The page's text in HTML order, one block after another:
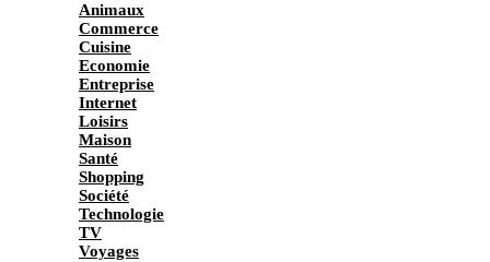
Animaux
Commerce
Cuisine
Economie
Entreprise
Internet
Loisirs
Maison
Santé
Shopping
Société
Technologie
TV
Voyages